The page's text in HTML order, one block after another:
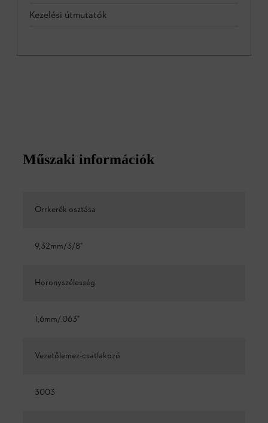
Kezelési útmutatók
Műszaki információk
Orrkerék osztása
9,32mm/3/8"
Horonyszélesség
1,6mm/.063"
Vezetőlemez-csatlakozó
3003